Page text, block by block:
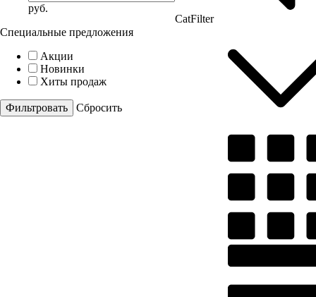
руб.
Специальные предложения
Акции
Новинки
Хиты продаж
Cбросить
CatFilter